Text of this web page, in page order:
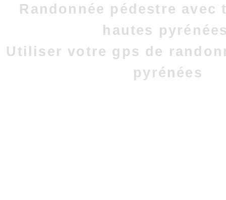
Randonnée pédestre avec
hautes
Utiliser votre gps de
pyrénées